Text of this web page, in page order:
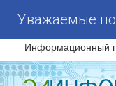
Уважаемые
Информационный